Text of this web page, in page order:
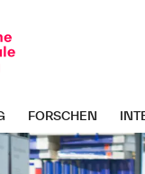
FORSCHEN